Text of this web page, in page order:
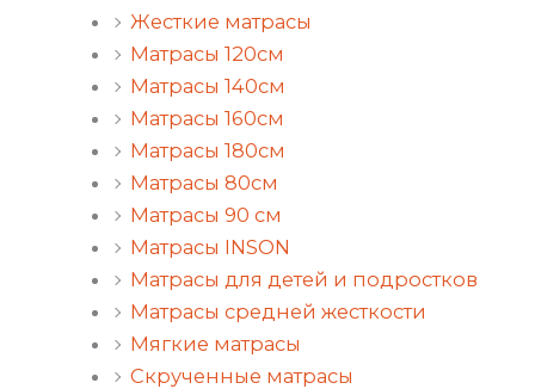
Жесткие матрасы
Матрасы 120см
Матрасы 140см
Матрасы 160см
Матрасы 180см
Матрасы 80см
Матрасы 90 см
Матрасы INSON
Матрасы для детей и подростков
Матрасы средней жесткости
Мягкие матрасы
Скрученные матрасы